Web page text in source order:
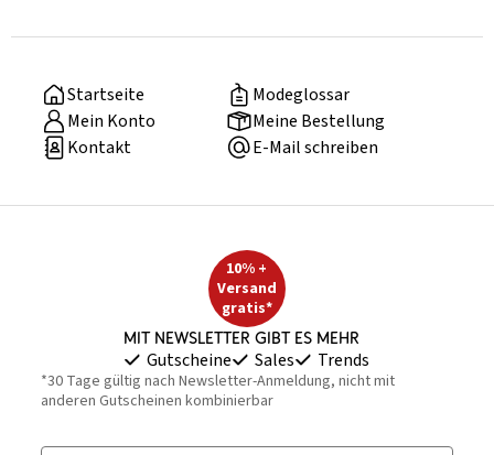
Startseite
Modeglossar
Mein Konto
Meine Bestellung
Kontakt
E-Mail schreiben
10% +
Versand
gratis*
Mit Newsletter gibt es mehr
Gutscheine Sales Trends
*30 Tage gültig nach Newsletter-Anmeldung, nicht mit
anderen Gutscheinen kombinierbar